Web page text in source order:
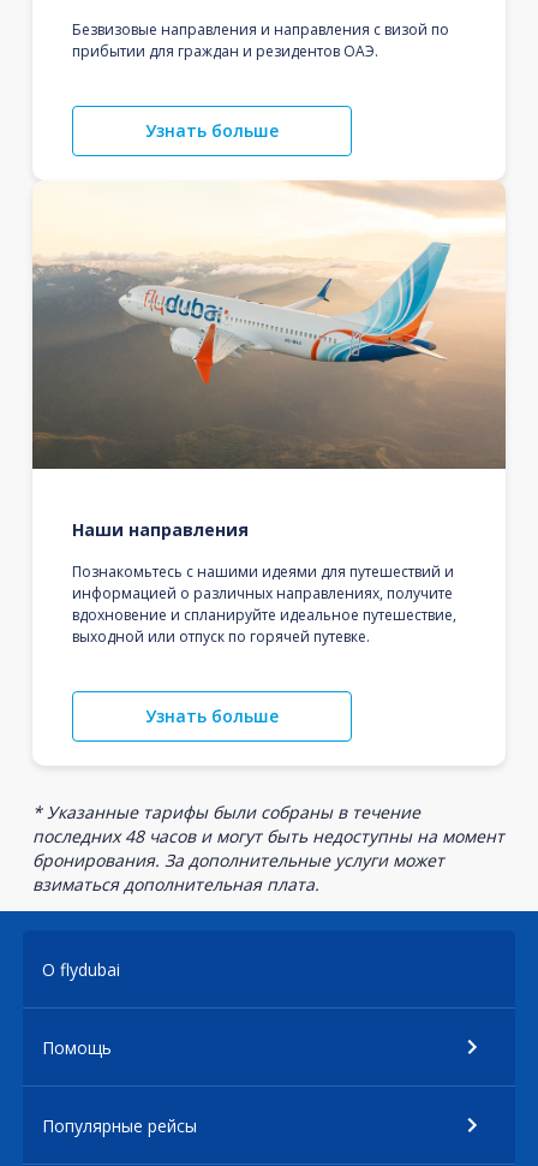
Безвизовые направления и направления с визой по
прибытии для граждан и резидентов ОАЭ.
Узнать больше
Наши направления
Познакомьтесь с нашими идеями для путешествий и
информацией о различных направлениях, получите
вдохновение и спланируйте идеальное путешествие,
выходной или отпуск по горячей путевке.
Узнать больше
* Указанные тарифы были собраны в течение
последних 48 часов и могут быть недоступны на момент
бронирования. За дополнительные услуги может
взиматься дополнительная плата.
О flydubai
Помощь
Популярные рейсы